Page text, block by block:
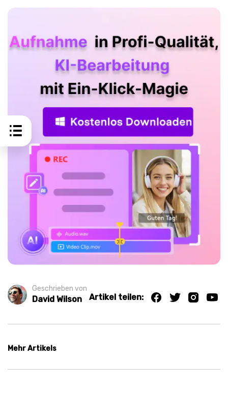
Geschrieben von
David Wilson Artikel teilen:
Mehr Artikels